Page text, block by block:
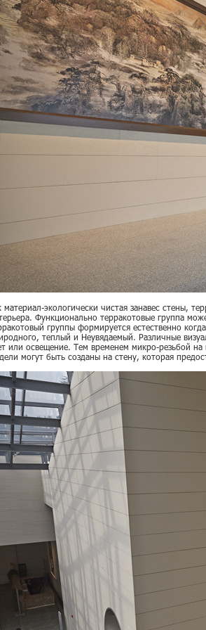
материал-экологически чистая занавес стены,
Функционально терракотовые группа
группы формируется естественно
теплый и Неувядаемый. Различные
или освещение. Тем временем микро-резьбой
могут быть созданы на стену, которая